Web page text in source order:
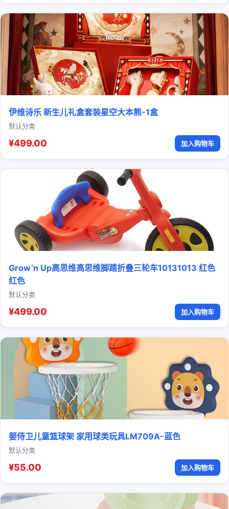
伊维诗乐 新生儿礼盒套装星空大本熊-1盒
默认分类
¥499.00 加入购物车
Grow’n Up高思维高思维脚踏折叠三轮车10131013 红色
红色
默认分类
¥499.00 加入购物车
婴侍卫儿童篮球架 家用球类玩具LM709A-蓝色
默认分类
¥55.00 加入购物车